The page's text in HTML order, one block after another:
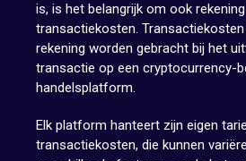
is, is het belangrijk om ook
transactiekosten.
rekening worden gebracht bij het
transactie op een cryptocurrency-
handelsplatform.
Elk platform hanteert zijn eigen
transactiekosten, die kunnen